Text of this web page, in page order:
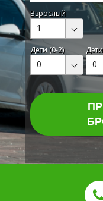
Взрослый
1
Дети (0-2)
0 0